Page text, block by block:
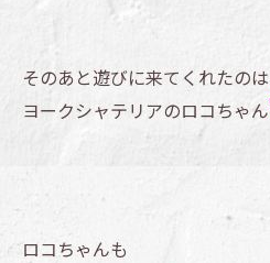
そのあと遊びに来てくれたのは
ヨークシャテリアのロコちゃん
ロコちゃんも